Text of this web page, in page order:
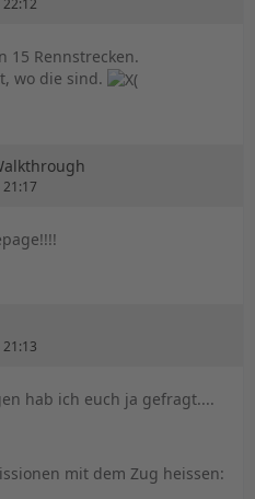
15 Rennstrecken.
wo die sind.
hab ich euch ja gefragt....
mit dem Zug heissen: